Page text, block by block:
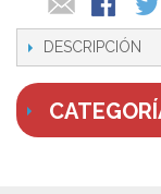
DESCRIPCIÓN